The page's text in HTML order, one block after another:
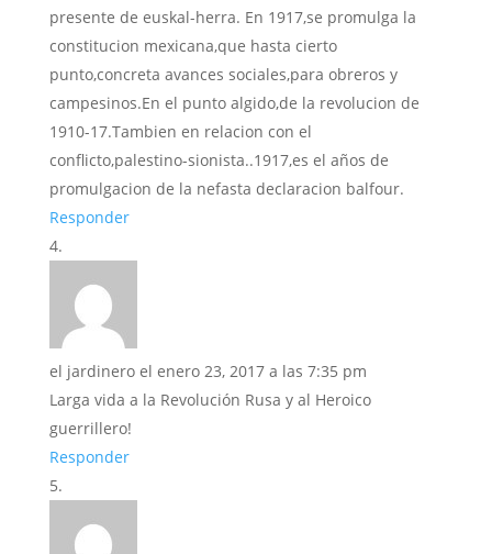
presente de euskal-herra. En 1917,se promulga la
constitucion mexicana,que hasta cierto
punto,concreta avances sociales,para obreros y
campesinos.En el punto algido,de la revolucion de
1910-17.Tambien en relacion con el
conflicto,palestino-sionista..1917,es el años de
promulgacion de la nefasta declaracion balfour.
Responder
el jardinero el enero 23, 2017 a las 7:35 pm
Larga vida a la Revolución Rusa y al Heroico
guerrillero!
Responder